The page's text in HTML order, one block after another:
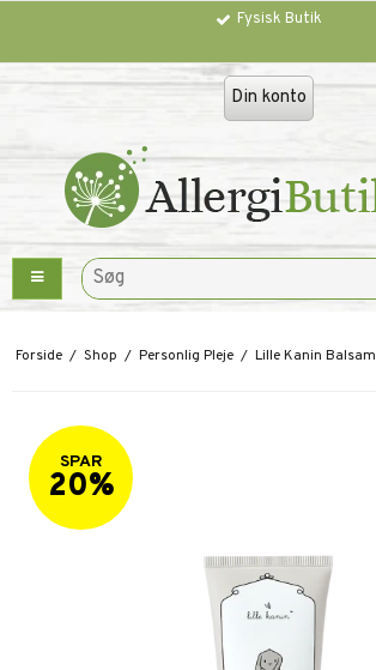
Fysisk Butik
Trustpilot
Din konto
Forside / Shop / Personlig Pleje / Lille Kanin Balsam
SPAR
20%